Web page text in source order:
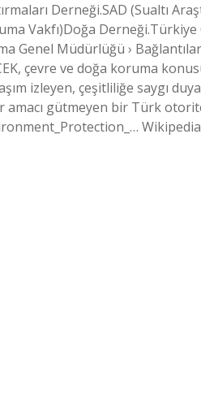
Derneği.SAD (Sualtı
Vakfı)Doğa
Genel Müdürlüğü ›
çevre ve doğa koruma
izleyen, çeşitliliğe saygı
amacı gütmeyen bir Türk
Wikipedia